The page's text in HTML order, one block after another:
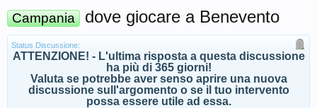
Campania dove giocare a Benevento
Status Discussione:
ATTENZIONE! - L'ultima risposta a questa discussione
ha più di 365 giorni!
Valuta se potrebbe aver senso aprire una nuova
discussione sull'argomento o se il tuo intervento
possa essere utile ad essa.